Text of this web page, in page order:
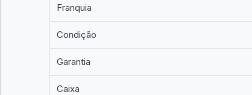
Franquia
Condição
Garantia
Caixa